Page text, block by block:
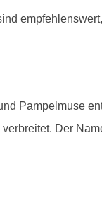
Pampelmuse
Der